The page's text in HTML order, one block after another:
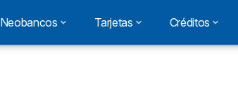
Neobancos Tarjetas Créditos